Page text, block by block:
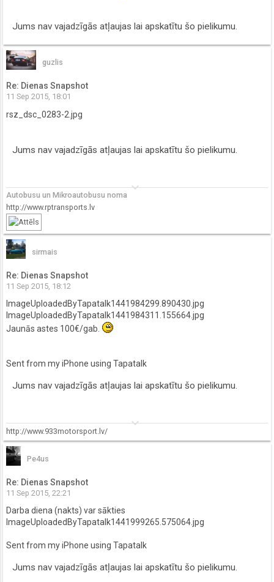
Jums nav vajadzīgās atļaujas lai apskatītu šo pielikumu.
guzlis
Re: Dienas Snapshot
11 Sep 2015, 18:01
rsz_dsc_0283-2.jpg
Jums nav vajadzīgās atļaujas lai apskatītu šo pielikumu.
keyboard_arrow_down
Autobusu un Mikroautobusu noma
http://www.rptransports.lv
sirmais
Re: Dienas Snapshot
11 Sep 2015, 18:12
ImageUploadedByTapatalk1441984299.890430.jpg
ImageUploadedByTapatalk1441984311.155664.jpg
Jaunās astes 100€/gab.
Sent from my iPhone using Tapatalk
Jums nav vajadzīgās atļaujas lai apskatītu šo pielikumu.
keyboard_arrow_down
http://www.933motorsport.lv/
Pe4us
Re: Dienas Snapshot
11 Sep 2015, 22:21
Darba diena (nakts) var sākties
ImageUploadedByTapatalk1441999265.575064.jpg
Sent from my iPhone using Tapatalk
Jums nav vajadzīgās atļaujas lai apskatītu šo pielikumu.